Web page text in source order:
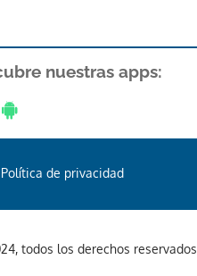
nuestras apps:
Política de privacidad
todos los derechos reservados